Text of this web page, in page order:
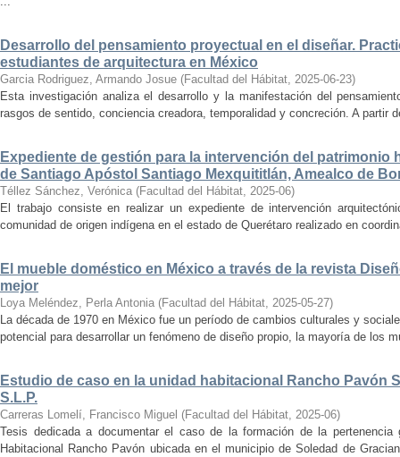
Desarrollo del pensamiento proyectual en el diseñar.
estudiantes de arquitectura en México
Garcia Rodriguez, Armando Josue (Facultad del Hábitat, 2025-06-23)
Esta investigación analiza el desarrollo y la manifestación del
rasgos de sentido, conciencia creadora, temporalidad y concreción. A partir
Expediente de gestión para la intervención del patrimonio
de Santiago Apóstol Santiago Mexquititlán, Amealco de
Téllez Sánchez, Verónica (Facultad del Hábitat, 2025-06)
El trabajo consiste en realizar un expediente de intervención
comunidad de origen indígena en el estado de Querétaro realizado en
El mueble doméstico en México a través de la revista
mejor
Loya Meléndez, Perla Antonia (Facultad del Hábitat, 2025-05-27)
La década de 1970 en México fue un período de cambios culturales y
potencial para desarrollar un fenómeno de diseño propio, la mayoría de los
Estudio de caso en la unidad habitacional Rancho Pavón
S.L.P.
Carreras Lomelí, Francisco Miguel (Facultad del Hábitat, 2025-06)
Tesis dedicada a documentar el caso de la formación de la
Habitacional Rancho Pavón ubicada en el municipio de Soledad de